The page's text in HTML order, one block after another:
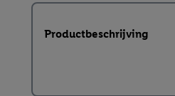
Productbeschrijving